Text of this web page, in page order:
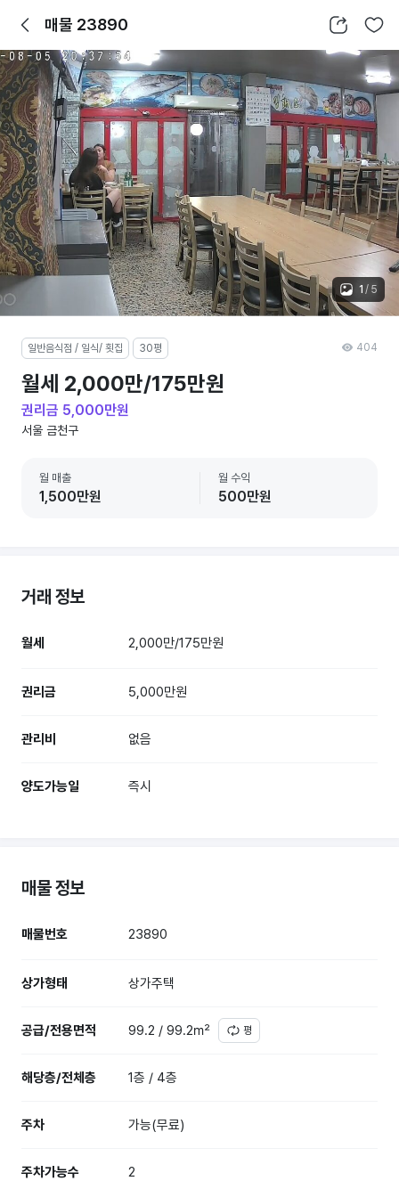
뒤로가기매물 23890 공유하기 찜하기
1 / 5
일반음식점 / 일식/ 횟집 30평
월세 2,000만/175만원
권리금 5,000만원
서울 금천구
월 매출
1,500만원
월 수익
500만원
404
거래 정보
월세 2,000만/175만원
권리금 5,000만원
관리비 없음
양도가능일 즉시
매물 정보
매물번호 23890
상가형태 상가주택
공급/전용면적 99.2 / 99.2㎡ 평
해당층/전체층 1층 / 4층
주차 가능(무료)
주차가능수 2